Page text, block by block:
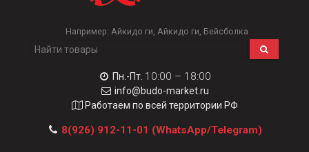
Например: Айкидо ги Айкидо ги Бейсболка
Пн.-Пт. 10:00 – 18:00
info@budo-market.ru
Работаем по всей территории РФ
8(926) 912-11-01 (WhatsApp/Telegram)